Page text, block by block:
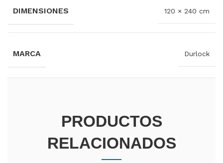
DIMENSIONES 120 × 240 cm
MARCA Durlock
PRODUCTOS
RELACIONADOS